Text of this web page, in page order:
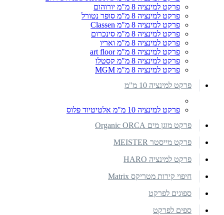
פרקט למינציה 8 מ"מ יורוהום
פרקט למינציה 8 מ"מ סופר נטורל
פרקט למינציה 8 מ"מ Classen
פרקט למינציה 8 מ"מ סינכרום
פרקט למינציה 8 מ"מ ואריו
פרקט למינציה 8 מ"מ art floor
פרקט למינציה 8 מ"מ קסטלו
פרקט למינציה 8 מ"מ MGM
פרקט למינציה 10 מ"מ
פרקט למינציה 10 מ"מ אלטיטיוד פלוס
פרקט מוגן מים Organic ORCA
פרקט מייסטר MEISTER
פרקט למינציה HARO
חיפוי קירות מטריקס Matrix
ספוגים לפרקט
ספים לפרקט